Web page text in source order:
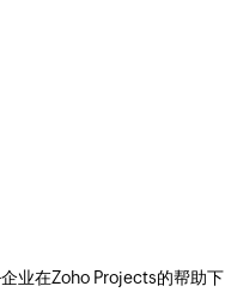
在Zoho Projects的帮助